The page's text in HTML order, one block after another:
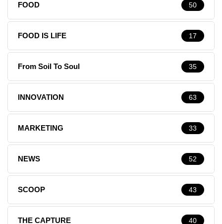
FOOD 50
FOOD IS LIFE 17
From Soil To Soul 35
INNOVATION 63
MARKETING 33
NEWS 52
SCOOP 43
THE CAPTURE 40